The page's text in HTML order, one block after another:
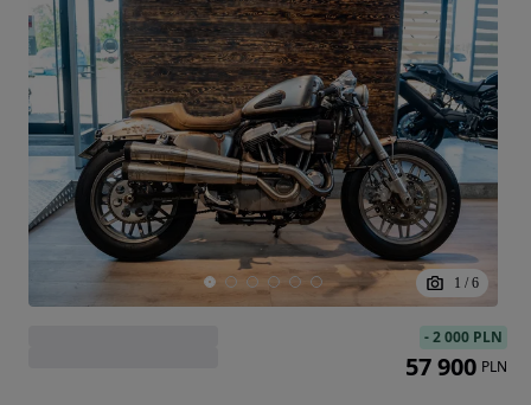
1 / 6
-2 000 PLN
57 900 PLN